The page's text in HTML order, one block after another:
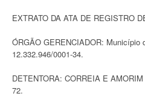
EXTRATO DA ATA DE REGISTRO
ÓRGÃO GERENCIADOR: Município
12.332.946/0001-34.
DETENTORA: CORREIA E
72.